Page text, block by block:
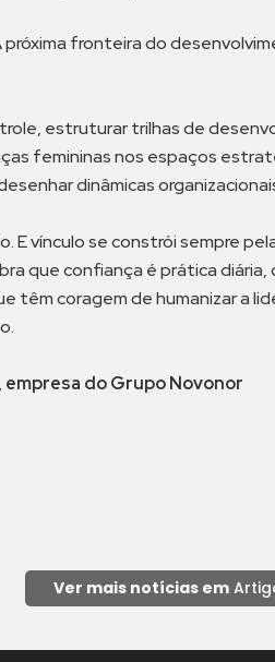
próxima fronteira do
estruturar trilhas de
femininas nos espaços
dinâmicas
E vínculo se constrói sempre
que confiança é prática
têm coragem de humanizar a
empresa do Grupo Novonor
Ver mais notícias em